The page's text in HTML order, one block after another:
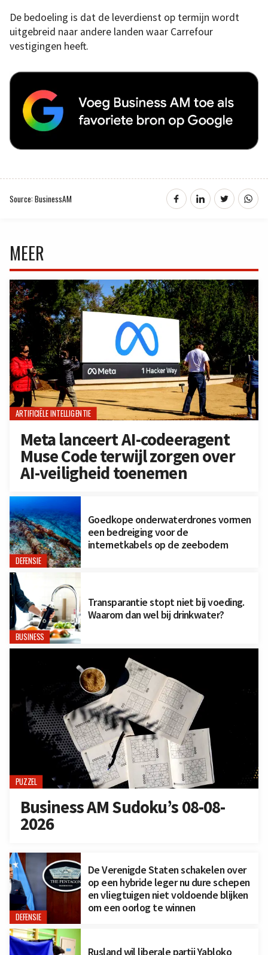
De bedoeling is dat de leverdienst op termijn wordt
uitgebreid naar andere landen waar Carrefour
vestigingen heeft.
Source: BusinessAM
MEER
ARTIFICIËLE INTELLIGENTIE
Meta lanceert AI-codeeragent
Muse Code terwijl zorgen over
AI-veiligheid toenemen
DEFENSIE
Goedkope onderwaterdrones vormen
een bedreiging voor de
internetkabels op de zeebodem
BUSINESS
Transparantie stopt niet bij voeding.
Waarom dan wel bij drinkwater?
PUZZEL
Business AM Sudoku’s 08-08-
2026
DEFENSIE
De Verenigde Staten schakelen over
op een hybride leger nu dure schepen
en vliegtuigen niet voldoende blijken
om een oorlog te winnen
Rusland wil liberale partij Yabloko